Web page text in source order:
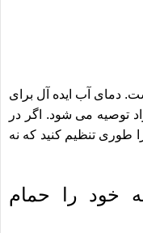
دمای آب ایده آل برای
سانتی گراد توصیه می شود. اگر در
طوری تنظیم کنید که نه
خود را حمام